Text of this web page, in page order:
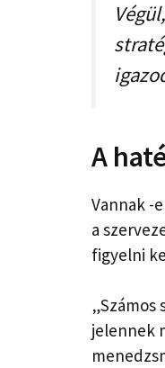
A
Vannak -
a
figyelni
jelennek